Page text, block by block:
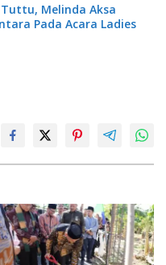
Melinda Aksa
Pada Acara Ladies